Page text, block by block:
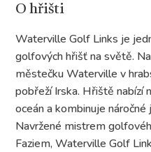
O hřišti
Waterville Golf Links je
golfových hřišť na světě.
městečku Waterville v
pobřeží Irska. Hřiště nabízí
oceán a kombinuje
Navržené mistrem
Faziem, Waterville Golf